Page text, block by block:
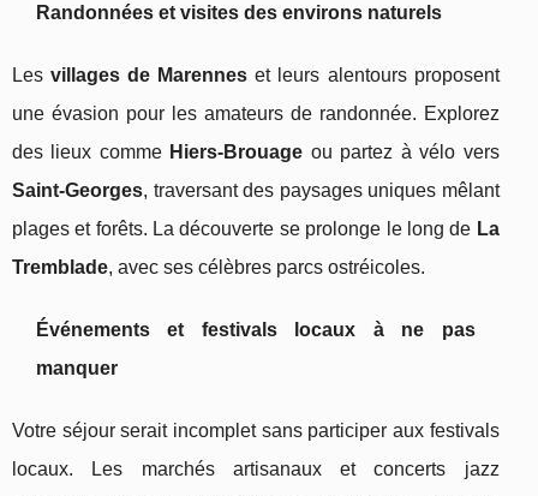
Randonnées et visites des environs naturels
Lesvillages de Marennes et leurs alentours proposent
une évasion pour les amateurs de randonnée. Explorez
des lieux comme Hiers-Brouage ou partez à vélo vers
Saint-Georges, traversant des paysages uniques mêlant
plages et forêts. La découverte se prolonge le long de La
Tremblade, avec ses célèbres parcs ostréicoles.
Événements et festivals locaux à ne pas
manquer
Votre séjour serait incomplet sans participer aux festivals
locaux. Les marchés artisanaux et concerts jazz